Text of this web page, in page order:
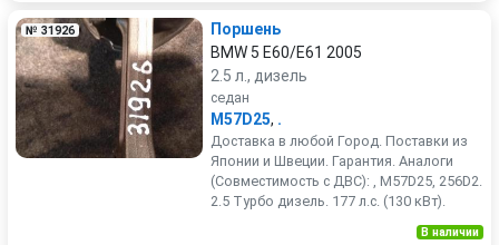
№ 31926
Поршень
BMW 5 E60/E61 2005
2.5 л., дизель
седан
M57D25, .
Доставка в любой Город. Поставки из
Японии и Швеции. Гарантия. Аналоги
(Совместимость с ДВС): , M57D25, 256D2.
2.5 Турбо дизель. 177 л.с. (130 кВт).
В наличии